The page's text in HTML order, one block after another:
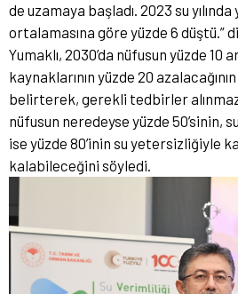
de uzamaya başladı. 2023 su yılında
ortalamasına göre yüzde 6 düştü.”
Yumaklı, 2030’da nüfusun yüzde 10
kaynaklarının yüzde 20
belirterek, gerekli tedbirler
nüfusun neredeyse yüzde 50’sinin,
ise yüzde 80’inin su yetersizliğiyle
kalabileceğini söyledi.